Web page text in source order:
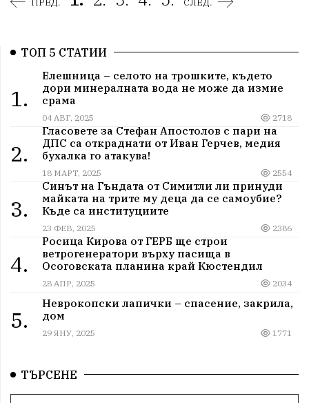
ТОП 5 СТАТИИ
1.
Елешница – селото на трошките, където
дори минералната вода не може да измие
срама
04 АВГ, 2025 2718
2.
Гласовете за Стефан Апостолов с пари на
ДПС са откраднати от Иван Герчев, медия
бухалка го атакува!
18 МАРТ, 2025 2554
3.
Синът на Гъндата от Симитли ли принуди
майката на трите му деца да се самоубие?
Къде са институциите
23 ФЕВ, 2025 2386
4.
Росица Кирова от ГЕРБ ще строи
ветрогенератори върху пасища в
Осоговската планина край Кюстендил
28 АПР, 2025 2034
5.
Неврокопски лапички – спасение, закрила,
дом
29 ЯНУ, 2025 1771
ТЪРСЕНЕ